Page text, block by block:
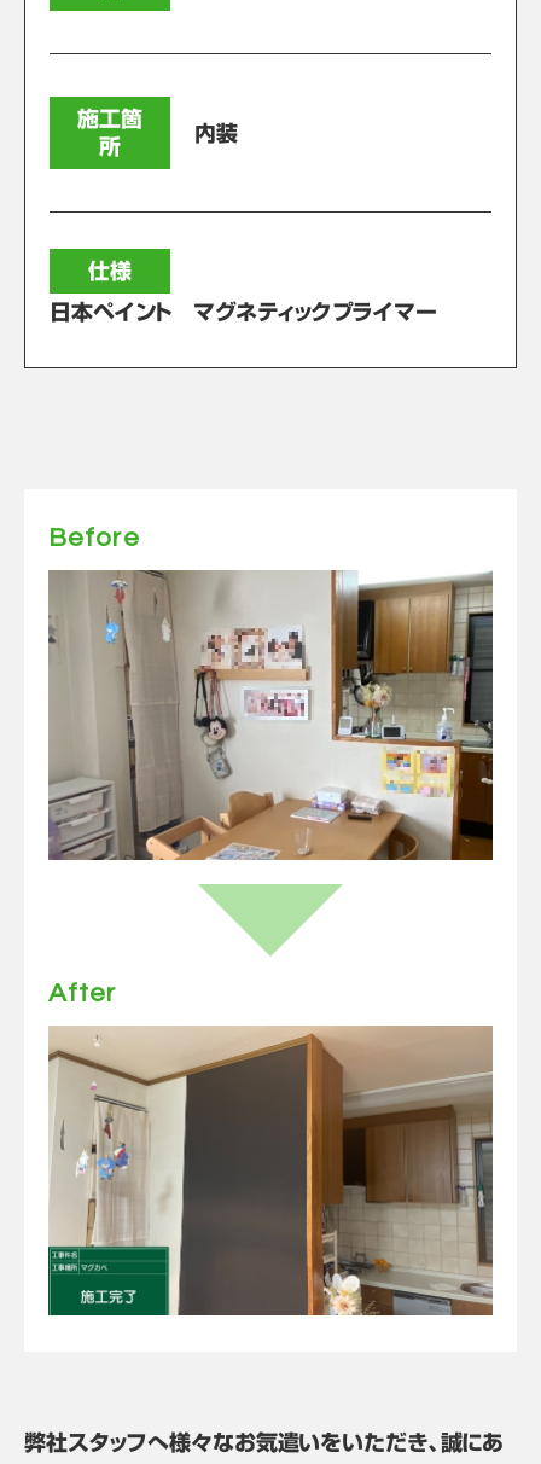
施工箇
所
内装
仕様
日本ペイント マグネティックプライマー
Before
After
弊社スタッフへ様々なお気遣いをいただき、誠にあ